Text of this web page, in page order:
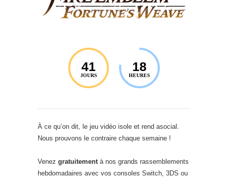
41
JOURS
18
HEURES
À ce qu’on dit, le jeu vidéo isole et rend asocial.
Nous prouvons le contraire chaque semaine !
Venez gratuitement à nos grands rassemblements
hebdomadaires avec vos consoles Switch, 3DS ou